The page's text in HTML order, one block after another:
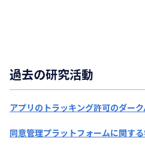
過去の研究活動
アプリのトラッキング許可のダー
同意管理プラットフォームに関す